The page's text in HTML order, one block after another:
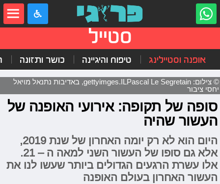
סטייל
אופנה וסטיילינג טיפוח והיגיינה כושר ותזונה
© צילום: gettyimges.ILPascal Le Segretain, באדיבות נתנאל מויאל
יחסי ציבור
סופה של תקופה: אירועי האופנה של
העשור שהיה
היום הוא לא רק יומה האחרון של שנת 2019,
אלא גם סופו של העשור השני למאה ה – 21.
אלו עשרת הרגעים הגדולים ביותר שעשו לנו את
העשור האחרון בעולם האופנה